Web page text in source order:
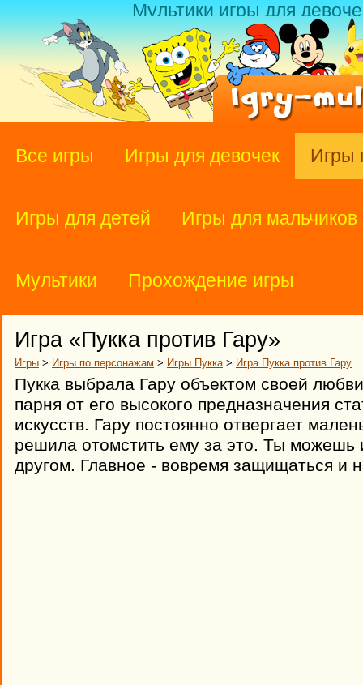
Мультики игры для
Все игры Игры для девочек Игры
Игры для детей Игры для мальчиков
Мультики Прохождение игры
Игра «Пукка против Гару»
Игры > Игры по персонажам > Игры Пукка> Игра Пукка против Гару
Пукка выбрала Гару объектом своей
парня от его высокого предназначения
искусств. Гару постоянно отвергает
решила отомстить ему за это. Ты можешь
другом. Главное - вовремя защищаться и